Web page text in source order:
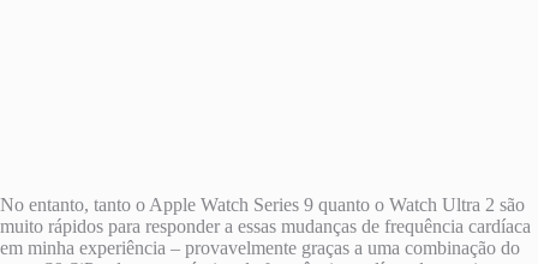
No entanto, tanto o Apple Watch Series 9 quanto o Watch Ultra 2 são
muito rápidos para responder a essas mudanças de frequência cardíaca
em minha experiência – provavelmente graças a uma combinação do